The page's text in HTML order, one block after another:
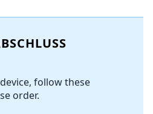
Abbrechen
follow these
order.